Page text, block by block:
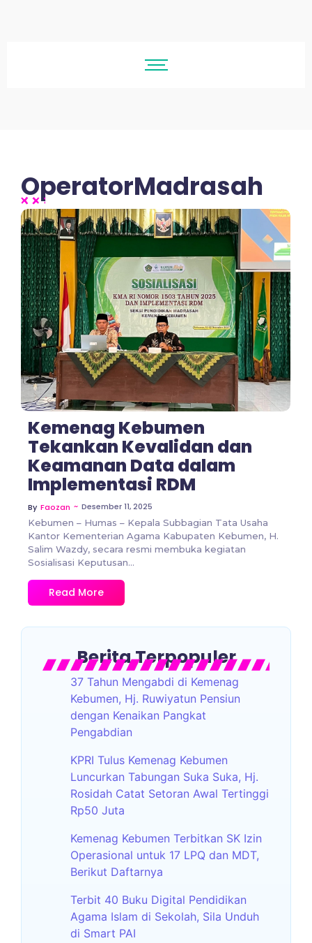
OperatorMadrasah
No Comments
Kemenag Kebumen
Tekankan Kevalidan dan
Keamanan Data dalam
Implementasi RDM
By Faozan ~ Desember 11, 2025
Kebumen – Humas – Kepala Subbagian Tata Usaha
Kantor Kementerian Agama Kabupaten Kebumen, H.
Salim Wazdy, secara resmi membuka kegiatan
Sosialisasi Keputusan...
Read More
Berita Terpopuler
37 Tahun Mengabdi di Kemenag
Kebumen, Hj. Ruwiyatun Pensiun
dengan Kenaikan Pangkat
Pengabdian
KPRI Tulus Kemenag Kebumen
Luncurkan Tabungan Suka Suka, Hj.
Rosidah Catat Setoran Awal Tertinggi
Rp50 Juta
Kemenag Kebumen Terbitkan SK Izin
Operasional untuk 17 LPQ dan MDT,
Berikut Daftarnya
Terbit 40 Buku Digital Pendidikan
Agama Islam di Sekolah, Sila Unduh
di Smart PAI